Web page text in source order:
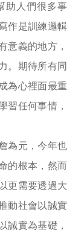
助人們很多事
作是訓練邏輯
意義的地方，
。期待所有同
為心裡面最重
習任何事情，
為元，今年也
的根本，然而
更需要透過大
動社會以誠實
誠實為基礎，